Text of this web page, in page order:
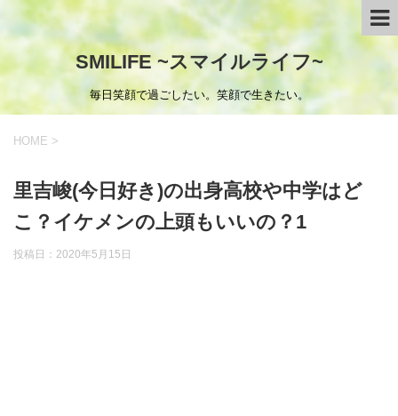
SMILIFE ~スマイルライフ~
毎日笑顔で過ごしたい。笑顔で生きたい。
HOME >
里吉峻(今日好き)の出身高校や中学はど
こ？イケメンの上頭もいいの？1
投稿日： 2020年5月15日